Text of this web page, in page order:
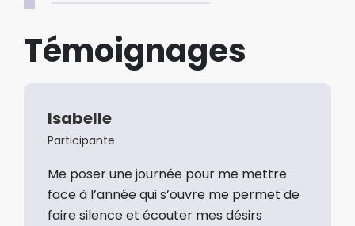
Témoignages
Isabelle
Participante
Me poser une journée pour me mettre
face à l’année qui s’ouvre me permet de
faire silence et écouter mes désirs